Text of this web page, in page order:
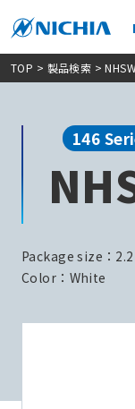
TOP > 製品検索 >
146
Package size：
Color：White